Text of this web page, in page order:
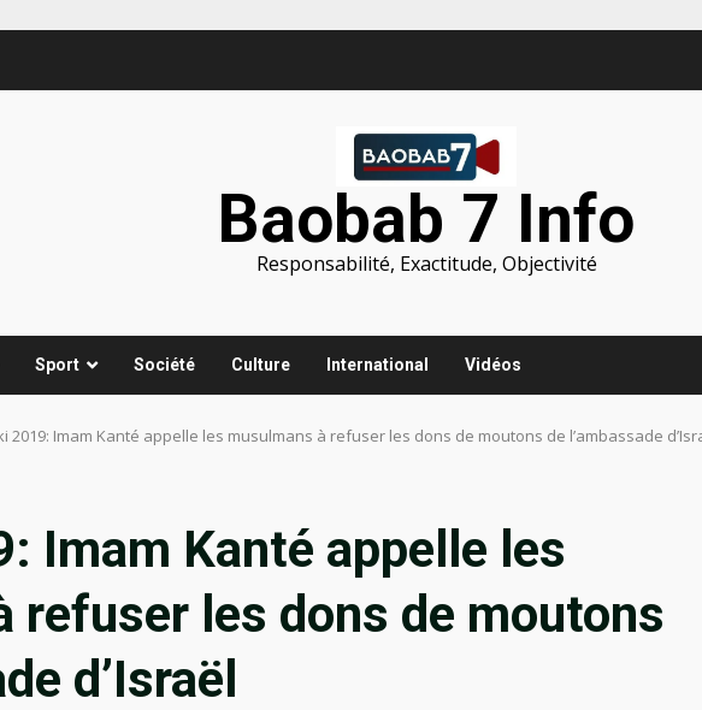
Baobab 7 Info
Responsabilité, Exactitude, Objectivité
Sport Société Culture International Vidéos
2019: Imam Kanté appelle les musulmans à refuser les dons de moutons de l’ambassade
Imam Kanté appelle les
refuser les dons de moutons
d’Israël